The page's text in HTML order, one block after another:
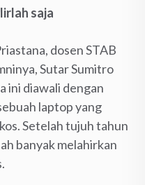
saja
dosen STAB
Sutar Sumitro
ini diawali dengan
laptop yang
Setelah tujuh tahun
banyak melahirkan